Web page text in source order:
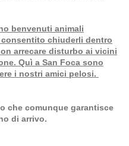
benvenuti animali
chiuderli dentro
arrecare disturbo ai vicini
Quì a San Foca sono
i nostri amici pelosi.
che comunque garantisce
di arrivo.